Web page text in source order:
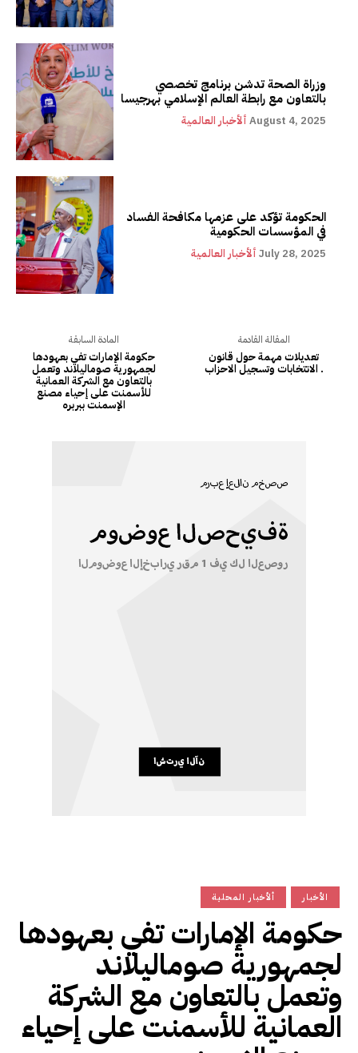
وزراة الصحة تدشن برنامج تخصصي
بالتعاون مع رابطة العالم الإسلامي بهرجيسا
ألأخبار العالمية August 4, 2025
الحكومة تؤكد على عزمها مكافحة الفساد
في المؤسسات الحكومية
ألأخبار العالمية July 28, 2025
المادة السابقة
حكومة الإمارات تفي بعهودها
لجمهورية صوماليلاند وتعمل
بالتعاون مع الشركة العمانية
للأسمنت على إحياء مصنع
الإسمنت ببربره
المقالة القادمة
تعديلات مهمة حول قانون
الانتخابات وتسجيل الاحزاب .